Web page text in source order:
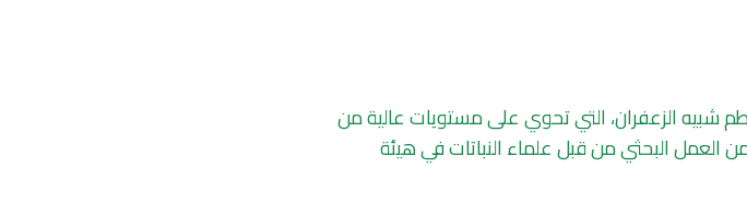
شبيه الزعفران، التي تحوي على مستويات عالية من
والذي جاء اكتشافه ليتوج 18 عاما من العمل البحثي من قبل علماء النباتات في هيئة